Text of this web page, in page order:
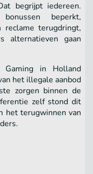
begrijpt iedereen.
beperkt,
reclame terugdringt,
alternatieven gaan
Gaming in Holland
het illegale aanbod
zorgen binnen de
zelf stond dit
het terugwinnen van